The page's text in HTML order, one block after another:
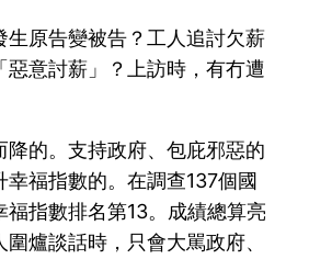
生原告變被告？工人追討欠薪
惡意討薪」？上訪時，有冇遭
降的。支持政府、包庇邪惡的
幸福指數的。在調查137個國
福指數排名第13。成績總算亮
爐談話時，只會大駡政府、